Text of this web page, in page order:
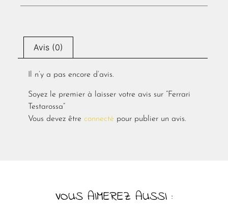
Avis (0)
Il n’y a pas encore d’avis.
Soyez le premier à laisser votre avis sur “Ferrari
Testarossa”
Vous devez être connecté pour publier un avis.
VOUS AIMEREZ AUSSI :